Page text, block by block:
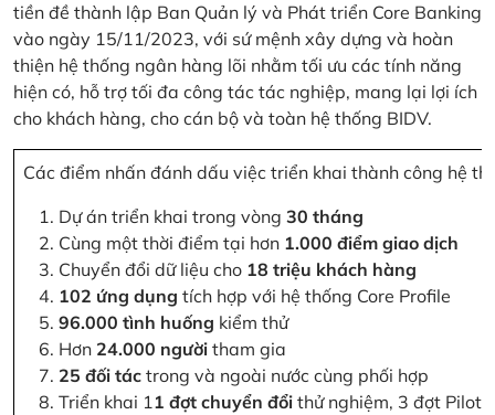
tiền đề thành lập Ban Quản lý và Phát triển Core Banking
vào ngày 15/11/2023, với sứ mệnh xây dựng và hoàn
thiện hệ thống ngân hàng lõi nhằm tối ưu các tính năng
hiện có, hỗ trợ tối đa công tác tác nghiệp, mang lại lợi ích
cho khách hàng, cho cán bộ và toàn hệ thống BIDV.
Các điểm nhấn đánh dấu việc triển khai thành công hệ
Dự án triển khai trong vòng 30 tháng
Cùng một thời điểm tại hơn 1.000 điểm giao dịch
Chuyển đổi dữ liệu cho 18 triệu khách hàng
102 ứng dụng tích hợp với hệ thống Core Profile
96.000 tình huống kiểm thử
Hơn 24.000 người tham gia
25 đối tác trong và ngoài nước cùng phối hợp
Triển khai 11 đợt chuyển đổi thử nghiệm, 3 đợt Pilot